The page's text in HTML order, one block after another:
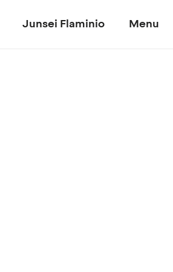
Junsei Flaminio Menu